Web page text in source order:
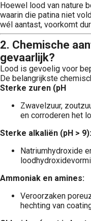
Hoewel lood van nature
waarin die patina niet
wél aantast, voorkomt
2. Chemische
gevaarlijk?
Lood is gevoelig voor
De belangrijkste
Sterke zuren (pH
Zwavelzuur,
en corroderen het
Sterke alkaliën (pH > 9):
Natriumhydroxide
Ammoniak en amines:
Veroorzaken
hechting van